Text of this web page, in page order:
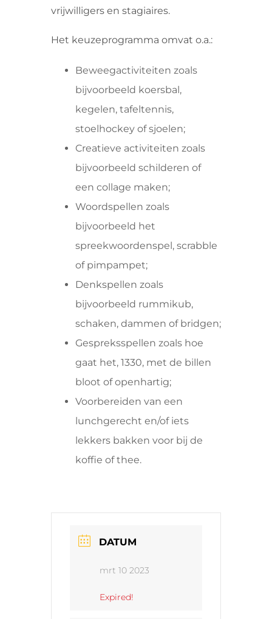
vrijwilligers en stagiaires.
Het keuzeprogramma omvat o.a.:
Beweegactiviteiten zoals
bijvoorbeeld koersbal,
kegelen, tafeltennis,
stoelhockey of sjoelen;
Creatieve activiteiten zoals
bijvoorbeeld schilderen of
een collage maken;
Woordspellen zoals
bijvoorbeeld het
spreekwoordenspel, scrabble
of pimpampet;
Denkspellen zoals
bijvoorbeeld rummikub,
schaken, dammen of bridgen;
Gespreksspellen zoals hoe
gaat het, 1330, met de billen
bloot of openhartig;
Voorbereiden van een
lunchgerecht en/of iets
lekkers bakken voor bij de
koffie of thee.
DATUM
mrt 10 2023
Expired!